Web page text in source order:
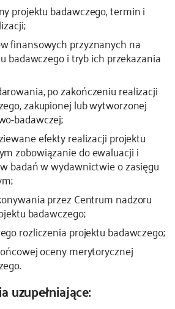
projektu badawczego, termin i
finansowych przyznanych na
badawczego i tryb ich przekazania
po zakończeniu realizacji
zakupionej lub wytworzonej
badawczej;
efekty realizacji projektu
zobowiązanie do ewaluacji i
badań w wydawnictwie o zasięgu
przez Centrum nadzoru
badawczego;
rozliczenia projektu badawczego;
oceny merytorycznej
uzupełniające: